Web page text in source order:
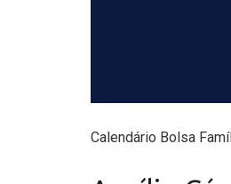
Calendário Bolsa